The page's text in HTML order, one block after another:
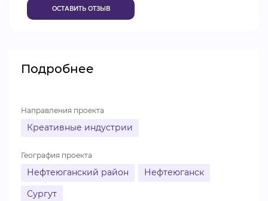
ОСТАВИТЬ ОТЗЫВ
Подробнее
Направления проекта
Креативные индустрии
География проекта
Нефтеюганский район
Нефтеюганск
Сургут